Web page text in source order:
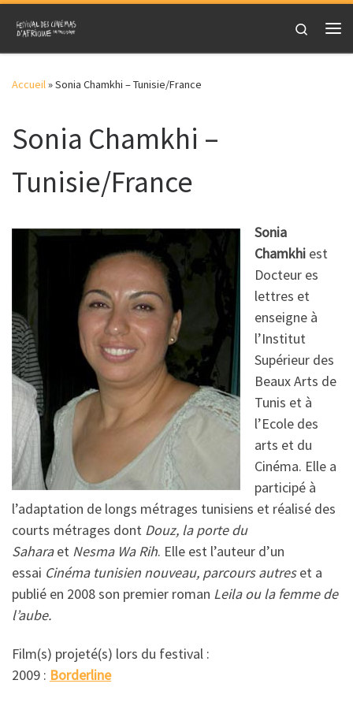
Skip to content
Search
Accueil»Sonia Chamkhi – Tunisie/France
Sonia Chamkhi –
Tunisie/France
Sonia
Chamkhi est
Docteur es
lettres et
enseigne à
l’Institut
Supérieur des
Beaux Arts de
Tunis et à
l’Ecole des
arts et du
Cinéma. Elle a
participé à
l’adaptation de longs métrages tunisiens et réalisé des
courts métrages dont Douz, la porte du
Saharaet Nesma Wa Rih. Elle est l’auteur d’un
essai Cinéma tunisien nouveau, parcours autreset a
publié en 2008 son premier roman Leila ou la femme de
l’aube.
Film(s) projeté(s) lors du festival :
2009 : Borderline